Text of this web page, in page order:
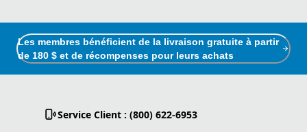
Les membres bénéficient de la livraison gratuite à partir
de 180 $ et de récompenses pour leurs achats
Service Client : (800) 622-6953